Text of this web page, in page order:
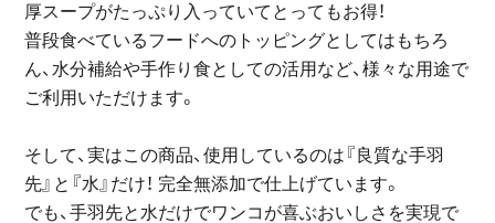
厚スープがたっぷり入っていてとってもお得！
普段食べているフードへのトッピングとしてはもちろ
ん、水分補給や手作り食としての活用など、様々な用途で
ご利用いただけます。
そして、実はこの商品、使用しているのは『良質な手羽
先』と『水』だけ！ 完全無添加で仕上げています。
でも、手羽先と水だけでワンコが喜ぶおいしさを実現で